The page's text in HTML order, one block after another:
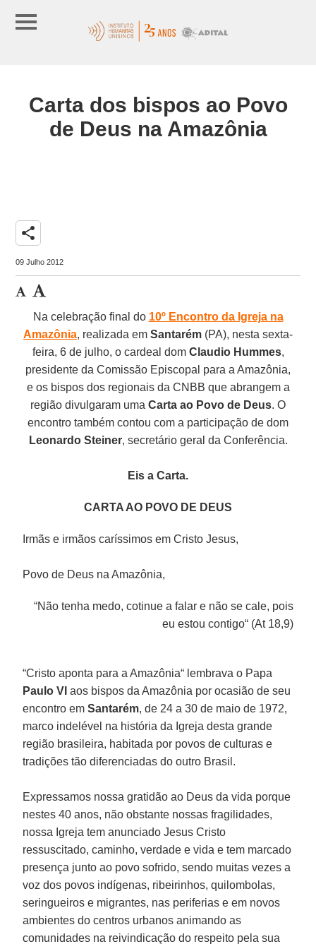
Carta dos bispos ao Povo
de Deus na Amazônia
share
09 Julho 2012
Na celebração final do 10º Encontro da Igreja na
Amazônia, realizada em Santarém (PA), nesta sexta-
feira, 6 de julho, o cardeal dom Claudio Hummes,
presidente da Comissão Episcopal para a Amazônia,
e os bispos dos regionais da CNBB que abrangem a
região divulgaram uma Carta ao Povo de Deus. O
encontro também contou com a participação de dom
Leonardo Steiner, secretário geral da Conferência.
Eis a Carta.
CARTA AO POVO DE DEUS
Irmãs e irmãos caríssimos em Cristo Jesus,
Povo de Deus na Amazônia,
“Não tenha medo, cotinue a falar e não se cale, pois
eu estou contigo“ (At 18,9)
“Cristo aponta para a Amazônia“ lembrava o Papa
Paulo VIaos bispos da Amazônia por ocasião de seu
encontro emSantarém, de 24 a 30 de maio de 1972,
marco indelével na história da Igreja desta grande
região brasileira, habitada por povos de culturas e
tradições tão diferenciadas do outro Brasil.
Expressamos nossa gratidão ao Deus da vida porque
nestes 40 anos, não obstante nossas fragilidades,
nossa Igreja tem anunciado Jesus Cristo
ressuscitado, caminho, verdade e vida e tem marcado
presença junto ao povo sofrido, sendo muitas vezes a
voz dos povos indígenas, ribeirinhos, quilombolas,
seringueiros e migrantes, nas periferias e em novos
ambientes do centros urbanos animando as
comunidades na reivindicação do respeito pela sua